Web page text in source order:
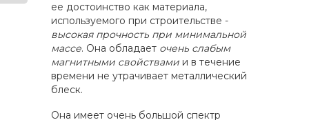
ее достоинство как материала,
используемого при строительстве -
высокая прочность при минимальной
массе. Она обладает очень слабым
магнитными свойствами и в течение
времени не утрачивает металлический
блеск.
Она имеет очень большой спектр